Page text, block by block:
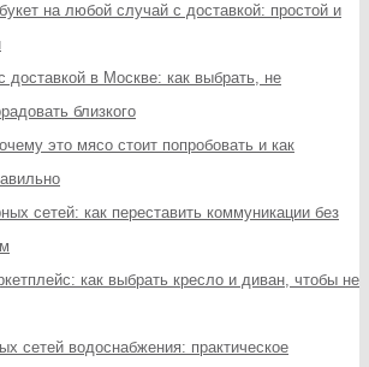
на любой случай с доставкой: простой и
доставкой в Москве: как выбрать, не
близкого
это мясо стоит попробовать и как
сетей: как переставить коммуникации без
как выбрать кресло и диван, чтобы не
сетей водоснабжения: практическое